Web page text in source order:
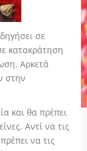
σε
κατακράτηση
Αρκετά
στην
και θα πρέπει
Αντί να τις
να τις